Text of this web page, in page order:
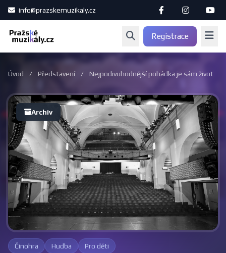
info@prazskemuzikaly.cz
Registrace
Úvod / Představení / Nejpodivuhodnější pohádka je sám život
Archiv
Činohra Hudba Pro děti